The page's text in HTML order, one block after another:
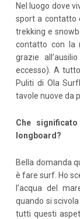
Nel luogo dove
sport a contatto
trekking e
contatto con la
grazie
eccesso). A
Puliti di Ola
tavole nuove da
Che
longboard?
Bella domanda
è fare surf. Ho
l’acqua del
quando si
tutti questi